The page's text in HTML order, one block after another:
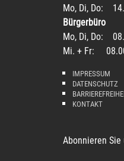
Mo, Di, Do:
Bürgerbüro
Mo, Di, Do:
Mi. + Fr:
IMPRESSUM
DATENSCHUTZ
KONTAKT
Abonnieren